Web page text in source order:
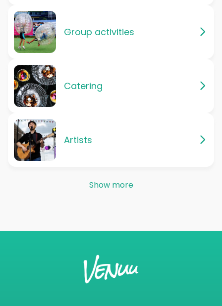
Group activities
Catering
Artists
Show more